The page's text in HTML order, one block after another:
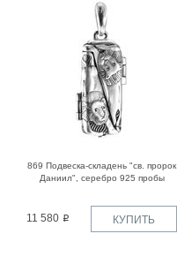
869 Подвеска-складень "св. пророк
Даниил", серебро 925 пробы
11 580 КУПИТЬ